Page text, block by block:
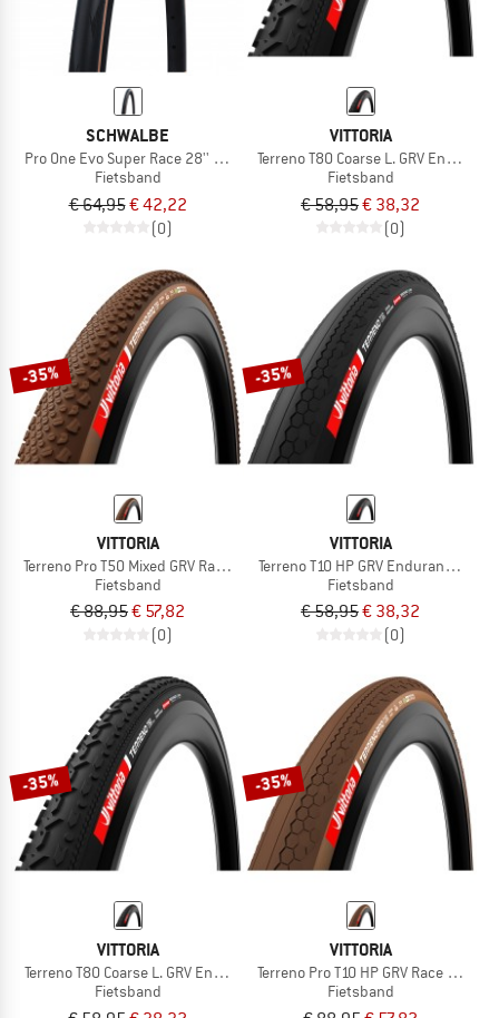
SCHWALBE
Pro One Evo Super Race 28'' (28-622) V-Guard FB
Fietsband
€ 64,95€ 42,22
(0)
VITTORIA
Terreno T80 Coarse L. GRV End.
Fietsband
€ 58,95€ 38,32
(0)
-35%
VITTORIA
Terreno Pro T50 Mixed GRV Race 28''(40-622) Fold.
Fietsband
€ 88,95€ 57,82
(0)
-35%
VITTORIA
Terreno T10 HP GRV Endurance 28''
Fietsband
€ 58,95€ 38,32
(0)
-35%
VITTORIA
Terreno T80 Coarse L. GRV End. 28''(45-622) Fdb.
Fietsband
-35%
VITTORIA
Terreno Pro T10 HP GRV Race 28''
Fietsband